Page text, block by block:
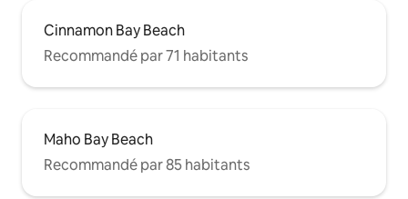
Cinnamon Bay Beach
Recommandé par 71 habitants
Maho Bay Beach
Recommandé par 85 habitants